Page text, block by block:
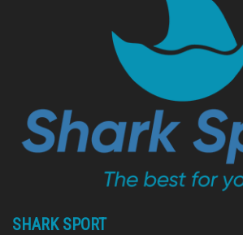
SHARK SPORT